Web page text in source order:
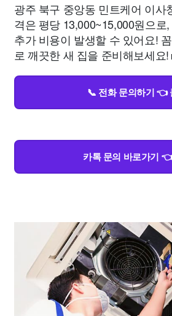
광주 북구 중앙동 민트케어 이사
격은 평당 13,000~15,000원으로
추가 비용이 발생할 수 있어요!
로 깨끗한 새 집을 준비해보세요!
📞 전화 문의하기 👈
카톡 문의 바로가기